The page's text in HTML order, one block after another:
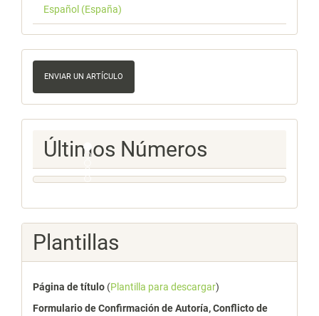
Español (España)
Enviar
un
artículo
ENVIAR UN ARTÍCULO
Ultimos
Numeros
Últimos Números
Plantillas
Página de título (Plantilla para descargar)
Formulario de Confirmación de Autoría, Conflicto de